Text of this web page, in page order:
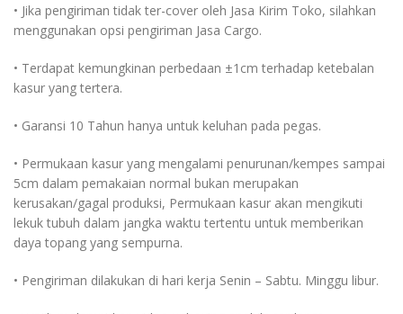
• Jika pengiriman tidak ter-cover oleh Jasa Kirim Toko, silahkan
menggunakan opsi pengiriman Jasa Cargo.
• Terdapat kemungkinan perbedaan ±1cm terhadap ketebalan
kasur yang tertera.
• Garansi 10 Tahun hanya untuk keluhan pada pegas.
• Permukaan kasur yang mengalami penurunan/kempes sampai
5cm dalam pemakaian normal bukan merupakan
kerusakan/gagal produksi, Permukaan kasur akan mengikuti
lekuk tubuh dalam jangka waktu tertentu untuk memberikan
daya topang yang sempurna.
• Pengiriman dilakukan di hari kerja Senin – Sabtu. Minggu libur.